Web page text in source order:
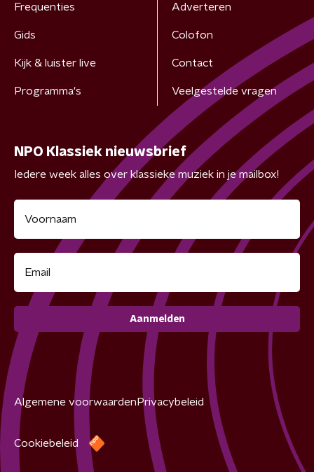
Frequenties
Gids
Kijk & luister live
Programma's
Adverteren
Colofon
Contact
Veelgestelde vragen
NPO Klassiek nieuwsbrief
Iedere week alles over klassieke muziek in je mailbox!
Aanmelden
Algemene voorwaarden Privacybeleid
Cookiebeleid